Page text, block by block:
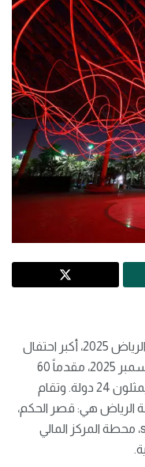
تنطلق غداً الخميس فعاليات احتفال نور الرياض 2025، أكبر احتفال
عالمي للفنون الضوئية، ليستمر حتى 6 ديسمبر 2025، مقدماً 60
عملاً فنياً ضوئياً مبتكراً من إبداع 59 فناناً يمثلون 24 دولة. وتقام
الرياض هي: قصر الحكم،
مركز الملك عبدالعزيز التاريخي، محطة stc، محطة المركز المالي